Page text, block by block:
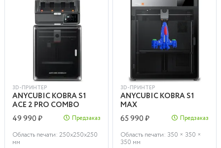
3D-ПРИНТЕР
ANYCUBIC KOBRA S1
ACE 2 PRO COMBO
49 990 ₽
Предзаказ
Область печати: 250х250х250
мм
3D-ПРИНТЕР
ANYCUBIC KOBRA S1
MAX
65 990 ₽
Предзаказ
Область печати: 350 × 350 ×
350 мм